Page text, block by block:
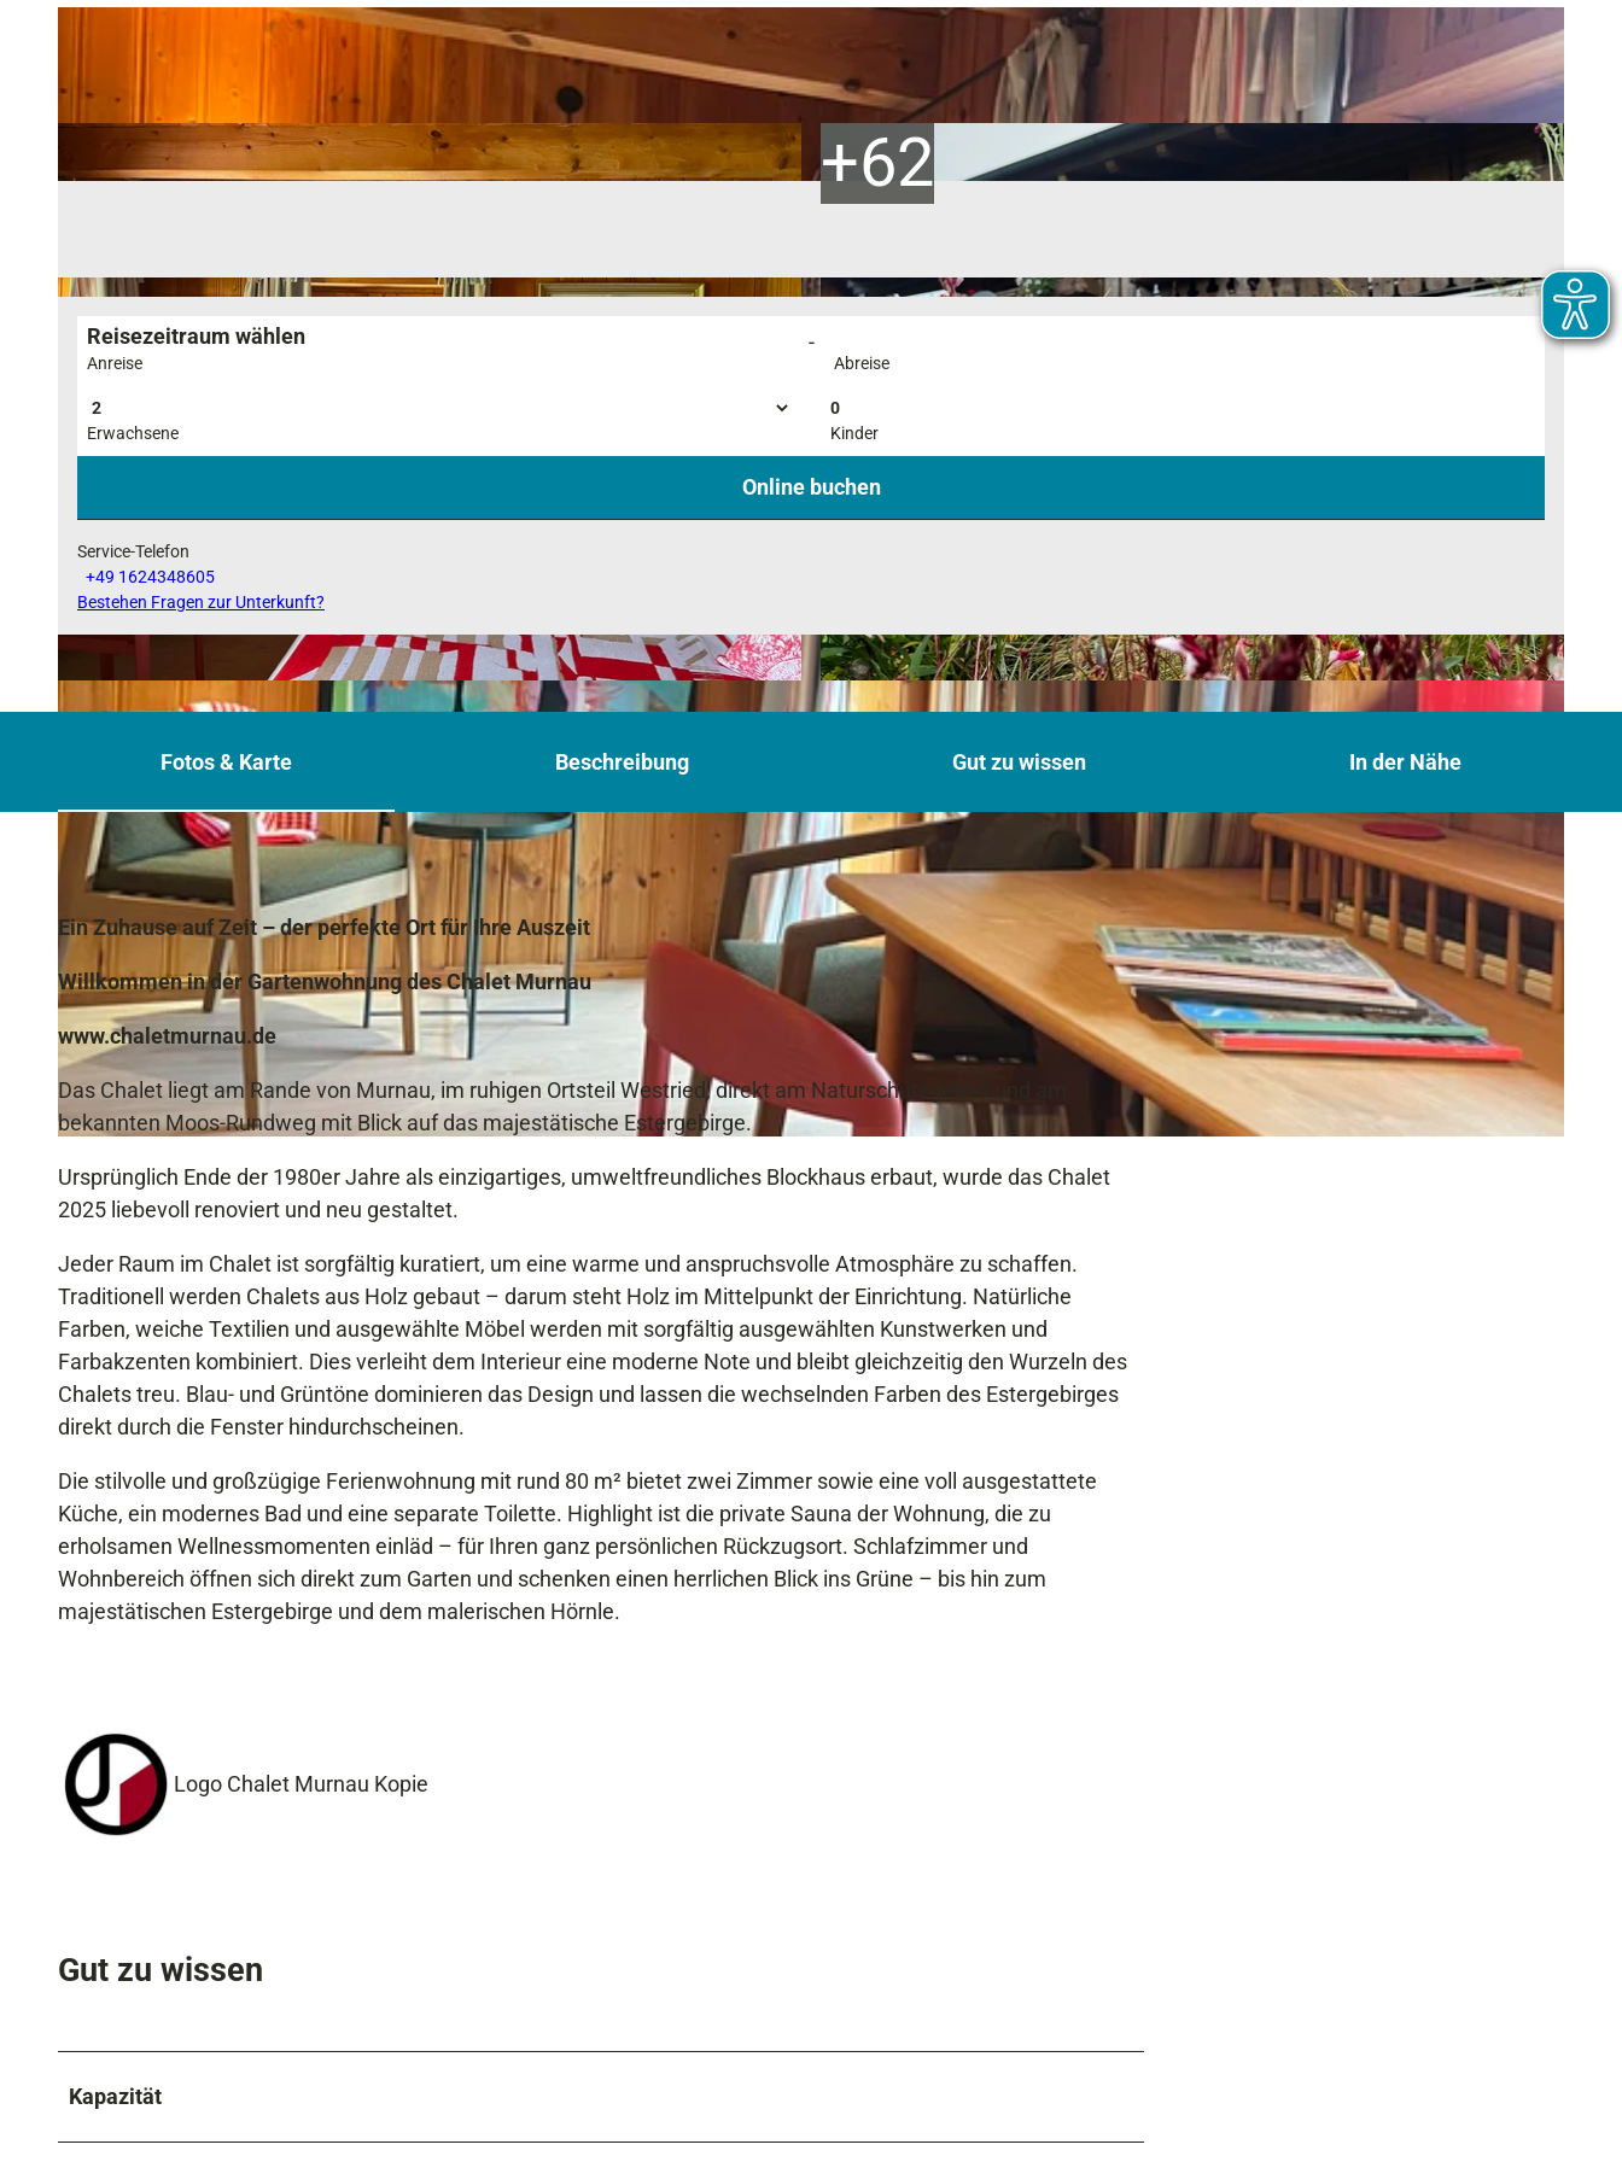
i
c
h
t
,
H
o
u
n
d
F
a
© STUDIO DOLL, Julia Doll
Reisezeitraum wählen
Anreise
-
Abreise
Erwachsene
0
Kinder
Online buchen
Service-Telefon
+49 1624348605
Bestehen Fragen zur Unterkunft?
Fotos & Karte Beschreibung Gut zu wissen In der Nähe
Ein Zuhause auf Zeit – der perfekte Ort für Ihre Auszeit
Willkommen in der Gartenwohnung des Chalet Murnau
www.chaletmurnau.de
Das Chalet liegt am Rande von Murnau, im ruhigen Ortsteil Westried, direkt am Naturschutzgebiet und am
bekannten Moos-Rundweg mit Blick auf das majestätische Estergebirge.
Ursprünglich Ende der 1980er Jahre als einzigartiges, umweltfreundliches Blockhaus erbaut, wurde das Chalet
2025 liebevoll renoviert und neu gestaltet.
Jeder Raum im Chalet ist sorgfältig kuratiert, um eine warme und anspruchsvolle Atmosphäre zu schaffen.
Traditionell werden Chalets aus Holz gebaut – darum steht Holz im Mittelpunkt der Einrichtung. Natürliche
Farben, weiche Textilien und ausgewählte Möbel werden mit sorgfältig ausgewählten Kunstwerken und
Farbakzenten kombiniert. Dies verleiht dem Interieur eine moderne Note und bleibt gleichzeitig den Wurzeln des
Chalets treu. Blau- und Grüntöne dominieren das Design und lassen die wechselnden Farben des Estergebirges
direkt durch die Fenster hindurchscheinen.
Die stilvolle und großzügige Ferienwohnung mit rund 80 m² bietet zwei Zimmer sowie eine voll ausgestattete
Küche, ein modernes Bad und eine separate Toilette. Highlight ist die private Sauna der Wohnung, die zu
erholsamen Wellnessmomenten einläd – für Ihren ganz persönlichen Rückzugsort. Schlafzimmer und
Wohnbereich öffnen sich direkt zum Garten und schenken einen herrlichen Blick ins Grüne – bis hin zum
majestätischen Estergebirge und dem malerischen Hörnle.
Logo Chalet Murnau Kopie
Gut zu wissen
Kapazität